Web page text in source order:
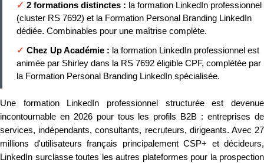
✓ 2 formations distinctes : la formation LinkedIn professionnel
(cluster RS 7692) et la Formation Personal Branding LinkedIn
dédiée. Combinables pour une maîtrise complète.
✓ Chez Up Académie : la formation LinkedIn professionnel est
animée par Shirley dans la RS 7692 éligible CPF, complétée par
la Formation Personal Branding LinkedIn spécialisée.
Une formation LinkedIn professionnel structurée est devenue
incontournable en 2026 pour tous les profils B2B : entreprises de
services, indépendants, consultants, recruteurs, dirigeants. Avec 27
millions d'utilisateurs français principalement CSP+ et décideurs,
LinkedIn surclasse toutes les autres plateformes pour la prospection